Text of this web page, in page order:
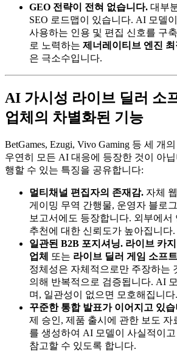
GEO 전략이 전혀 없습니다. 대부
SEO 로드맵이 있습니다. AI 모델
사용하는 인용 및 편집 신호를 구
로 노력하는 제너레이티브 엔진
은 극소수입니다.
AI 가시성 라이브 딜러 소
업체의 차별화된 기능
BetGames, Ezugi, Vivo Gaming 등 세 개
우연히 모든 AI 대응에 등장한 것이 아
행할 수 있는 특징을 공유합니다:
멀티채널 편집자의 존재감. 자체
게이밍 무역 간행물, 운영자 블로
보고서에도 등장합니다. 외부에서
추천에 대한 신뢰도가 높아집니다.
일관된 B2B 포지셔닝. 라이브 카
업체
또는 라이브 딜러 게임 소프
정체성은 자체적으로만 주장하는
의해 반복적으로 검증됩니다. AI
며, 일관성이 없으면 모호해집니다.
꾸준한 통합 발표가 이어지고 있
제 승인, 제품 출시에 관한 보도 자
를 생성하여 AI 모델이 사실적이
참고할 수 있도록 합니다.